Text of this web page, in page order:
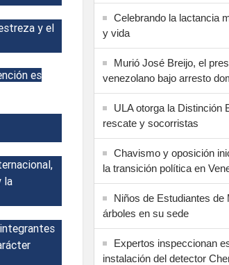
y el
es
la
Celebrando la lactancia
y vida
Murió José Breijo, el
venezolano bajo arresto
ULA otorga la Distinción
rescate y socorristas
Chavismo y oposición
la transición política en
Niños de Estudiantes de
árboles en su sede
Expertos inspeccionan
instalación del detector